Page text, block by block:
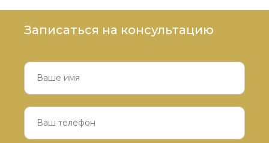
Записаться на консультацию